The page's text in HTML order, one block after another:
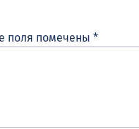
поля помечены *